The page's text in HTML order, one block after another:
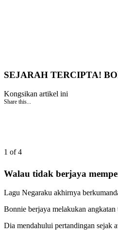
SEJARAH TERCIPTA!
Kongsikan artikel ini
Share this...
1 of 4
Walau tidak berjaya
Lagu Negaraku akhirnya
Bonnie berjaya melakukan
Dia mendahului pertandingan sejak